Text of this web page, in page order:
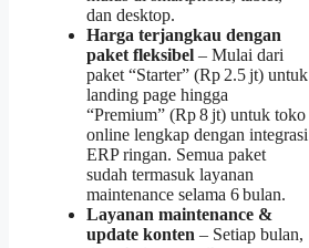
dan desktop.
Harga terjangkau dengan
paket fleksibel – Mulai dari
paket “Starter” (Rp 2.5 jt) untuk
landing page hingga
“Premium” (Rp 8 jt) untuk toko
online lengkap dengan integrasi
ERP ringan. Semua paket
sudah termasuk layanan
maintenance selama 6 bulan.
Layanan maintenance &
update konten – Setiap bulan,